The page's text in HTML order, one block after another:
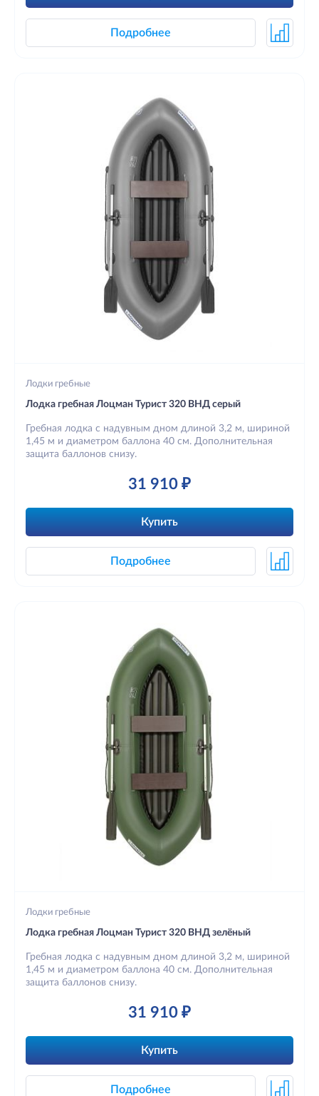
Подробнее
Лодки гребные
Лодка гребная Лоцман Турист 320 ВНД серый
Гребная лодка с надувным дном длиной 3,2 м, шириной
1,45 м и диаметром баллона 40 см. Дополнительная
защита баллонов снизу.
31 910 ₽
Купить
Подробнее
Лодки гребные
Лодка гребная Лоцман Турист 320 ВНД зелёный
Гребная лодка с надувным дном длиной 3,2 м, шириной
1,45 м и диаметром баллона 40 см. Дополнительная
защита баллонов снизу.
31 910 ₽
Купить
Подробнее